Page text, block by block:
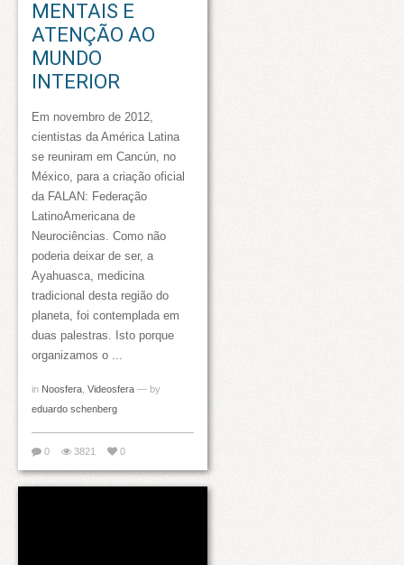
MENTAIS E
ATENÇÃO AO
MUNDO
INTERIOR
Em novembro de 2012,
cientistas da América Latina
se reuniram em Cancún, no
México, para a criação oficial
da FALAN: Federação
LatinoAmericana de
Neurociências. Como não
poderia deixar de ser, a
Ayahuasca, medicina
tradicional desta região do
planeta, foi contemplada em
duas palestras. Isto porque
organizamos o ...
in Noosfera Videosfera — by
eduardo schenberg
0 3821 0